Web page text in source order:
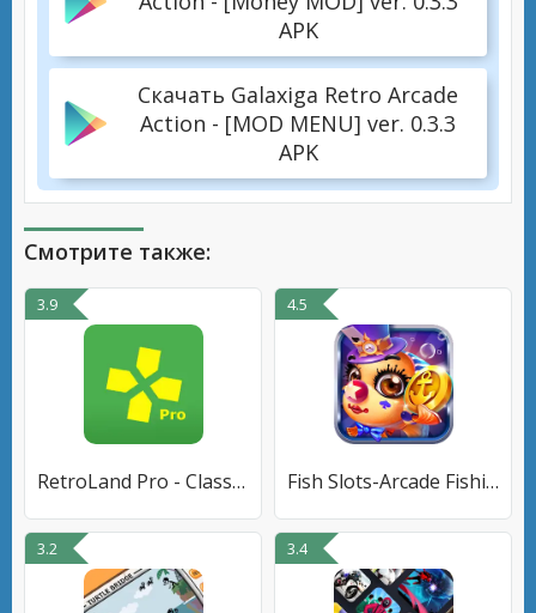
APK
Скачать Galaxiga Retro Arcade
Action - [MOD MENU] ver. 0.3.3
APK
Смотрите также:
3.9
RetroLand Pro - Classic Retro
4.5
Fish Slots-Arcade Fishing Game
3.2 3.4